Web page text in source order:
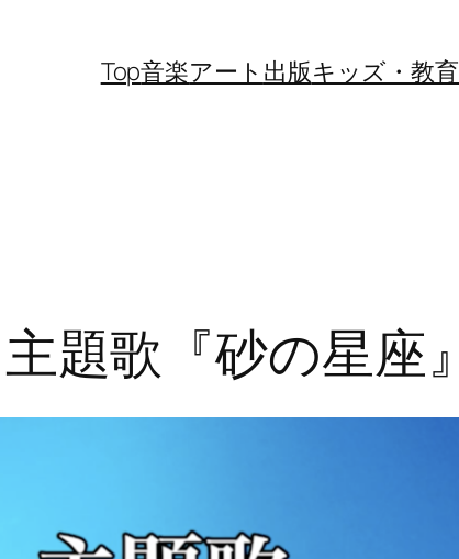
Top音楽アート 出版キッズ・教育
題歌『砂の星座』